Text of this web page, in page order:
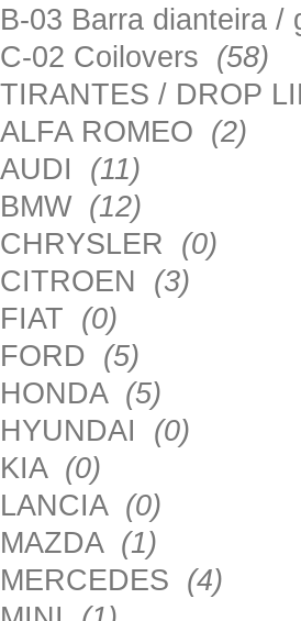
B-03 Barra dianteira
C-02 Coilovers (58)
TIRANTES / DROP
ALFA ROMEO (2)
AUDI (11)
BMW (12)
CHRYSLER (0)
CITROEN (3)
FIAT (0)
FORD (5)
HONDA (5)
HYUNDAI (0)
KIA (0)
LANCIA (0)
MAZDA (1)
MERCEDES (4)